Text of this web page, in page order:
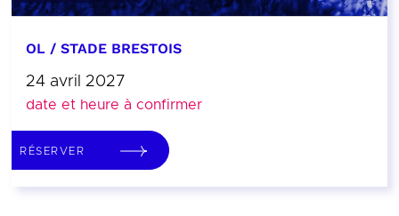
OL / STADE BRESTOIS
24 avril 2027
date et heure à confirmer
RÉSERVER